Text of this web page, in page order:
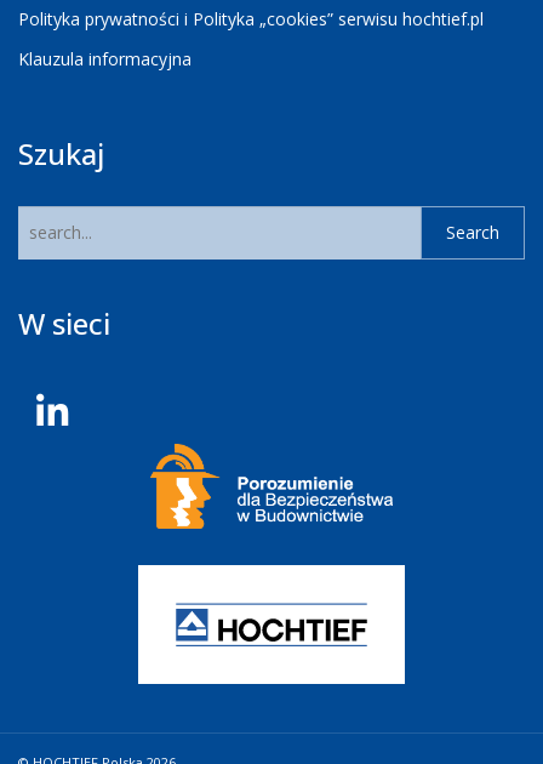
Polityka prywatności i Polityka „cookies” serwisu hochtief.pl
Klauzula informacyjna
Szukaj
W sieci